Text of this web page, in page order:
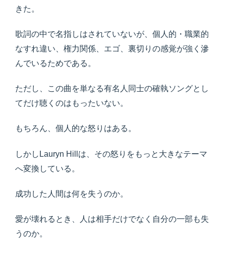
きた。
歌詞の中で名指しはされていないが、個人的・職業的
なすれ違い、権力関係、エゴ、裏切りの感覚が強く滲
んでいるためである。
ただし、この曲を単なる有名人同士の確執ソングとし
てだけ聴くのはもったいない。
もちろん、個人的な怒りはある。
しかしLauryn Hillは、その怒りをもっと大きなテーマ
へ変換している。
成功した人間は何を失うのか。
愛が壊れるとき、人は相手だけでなく自分の一部も失
うのか。